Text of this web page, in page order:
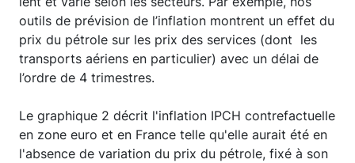
outils de prévision de l’inflation montrent un effet du
prix du pétrole sur les prix des services (dont les
transports aériens en particulier) avec un délai de
l’ordre de 4 trimestres.
Le graphique 2 décrit l'inflation IPCH contrefactuelle
en zone euro et en France telle qu'elle aurait été en
l'absence de variation du prix du pétrole, fixé à son